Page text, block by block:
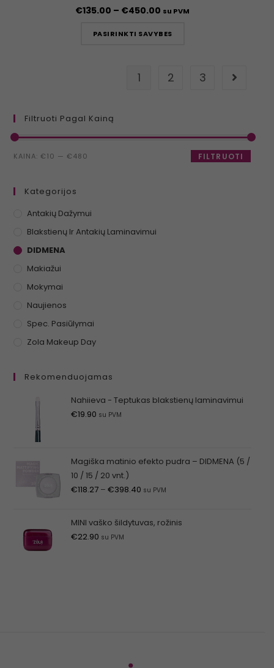
€135.00 – €450.00 su PVM
PASIRINKTI SAVYBES
1 2 3
Filtruoti Pagal Kainą
FILTRUOTI
KAINA: €10 — €480
Kategorijos
Antakių Dažymui
Blakstienų Ir Antakių Laminavimui
DIDMENA
Makiažui
Mokymai
Naujienos
Spec. Pasiūlymai
Zola Makeup Day
Rekomenduojamas
Nahiieva - Teptukas blakstienų laminavimui
€19.90 su PVM
Magiška matinio efekto pudra – DIDMENA (5 /
10 / 15 / 20 vnt.)
€118.27 – €398.40 su PVM
MINI vaško šildytuvas, rožinis
€22.90 su PVM